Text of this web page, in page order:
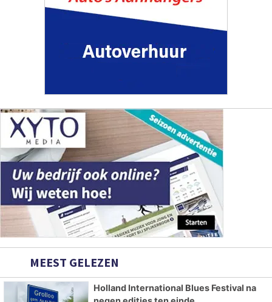
MEEST GELEZEN
Holland International Blues Festival na